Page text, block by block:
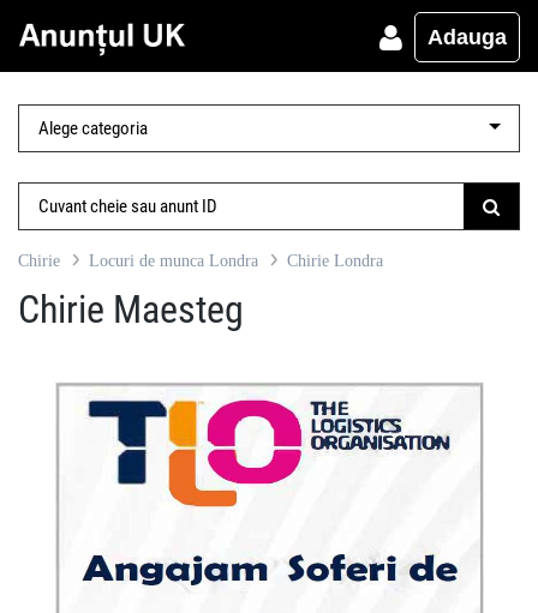
Adauga
Chirie Locuri de munca Londra Chirie Londra
Chirie Maesteg